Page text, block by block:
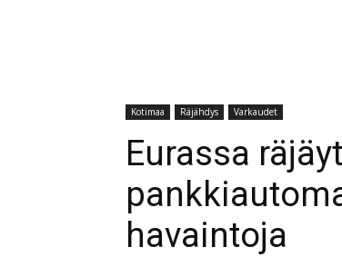
Kotimaa Räjähdys Varkaudet
Eurassa
havaintoja